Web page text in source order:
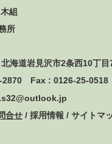
組
所
海道岩見沢市2条西10丁目
2870 Fax : 0126-25-0518
合せ/ 採用情報 / サイトマ